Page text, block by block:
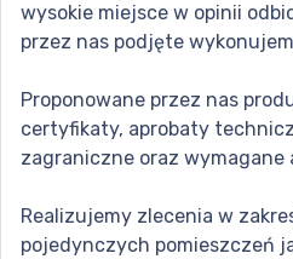
wysokie miejsce w opinii
przez nas podjęte
Proponowane przez nas
certyfikaty, aprobaty
zagraniczne oraz
Realizujemy zlecenia w
pojedynczych pomieszczeń